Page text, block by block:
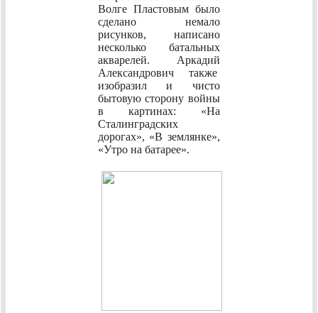
Волге Пластовым было
сделано немало
рисунков, написано
несколько батальных
акварелей. Аркадий
Александрович также
изобразил и чисто
бытовую сторону войны
в картинах: «На
Сталинградских
дорогах», «В землянке»,
«Утро на батарее».